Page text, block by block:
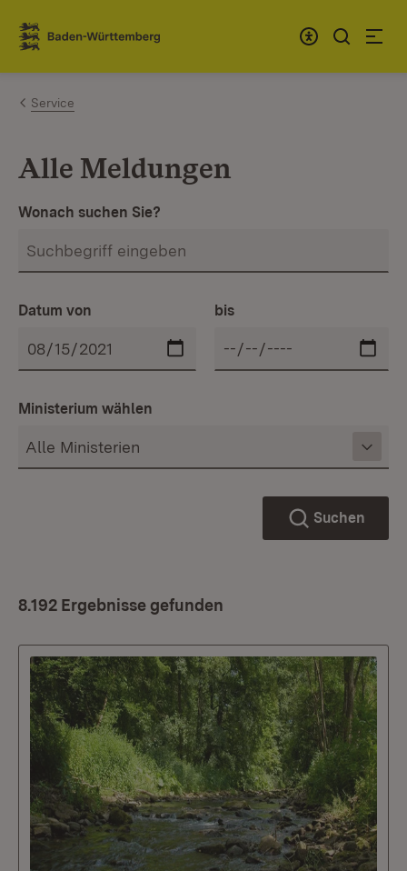
Zum Inhalt springen
Link zur Startseite
Service
Alle Meldungen
Wonach suchen Sie?
Datum von bis
Ministerium wählen
Suchen
8.192 Ergebnisse gefunden